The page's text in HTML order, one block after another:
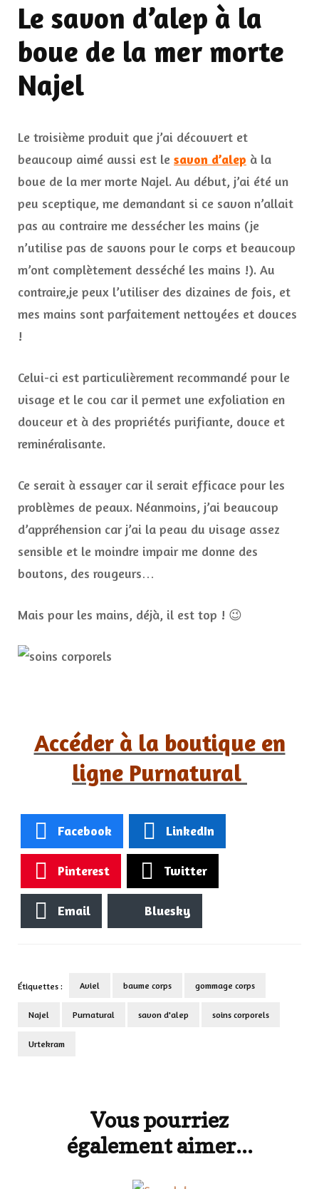
Le savon d’alep à la
boue de la mer morte
Najel
Le troisième produit que j’ai découvert et
beaucoup aimé aussi est le savon d’alep à la
boue de la mer morte Najel. Au début, j’ai été un
peu sceptique, me demandant si ce savon n’allait
pas au contraire me dessécher les mains (je
n’utilise pas de savons pour le corps et beaucoup
m’ont complètement desséché les mains !). Au
contraire,je peux l’utiliser des dizaines de fois, et
mes mains sont parfaitement nettoyées et douces
!
Celui-ci est particulièrement recommandé pour le
visage et le cou car il permet une exfoliation en
douceur et à des propriétés purifiante, douce et
reminéralisante.
Ce serait à essayer car il serait efficace pour les
problèmes de peaux. Néanmoins, j’ai beaucoup
d’appréhension car j’ai la peau du visage assez
sensible et le moindre impair me donne des
boutons, des rougeurs…
Mais pour les mains, déjà, il est top ! 😉
Accéder à la boutique en
ligne Purnatural
Facebook LinkedIn
Pinterest Twitter
Email Bluesky
Étiquettes : Aviel baume corps gommage corps
Najel Purnatural savon d'alep soins corporels
Urtekram
Vous pourriez
également aimer...